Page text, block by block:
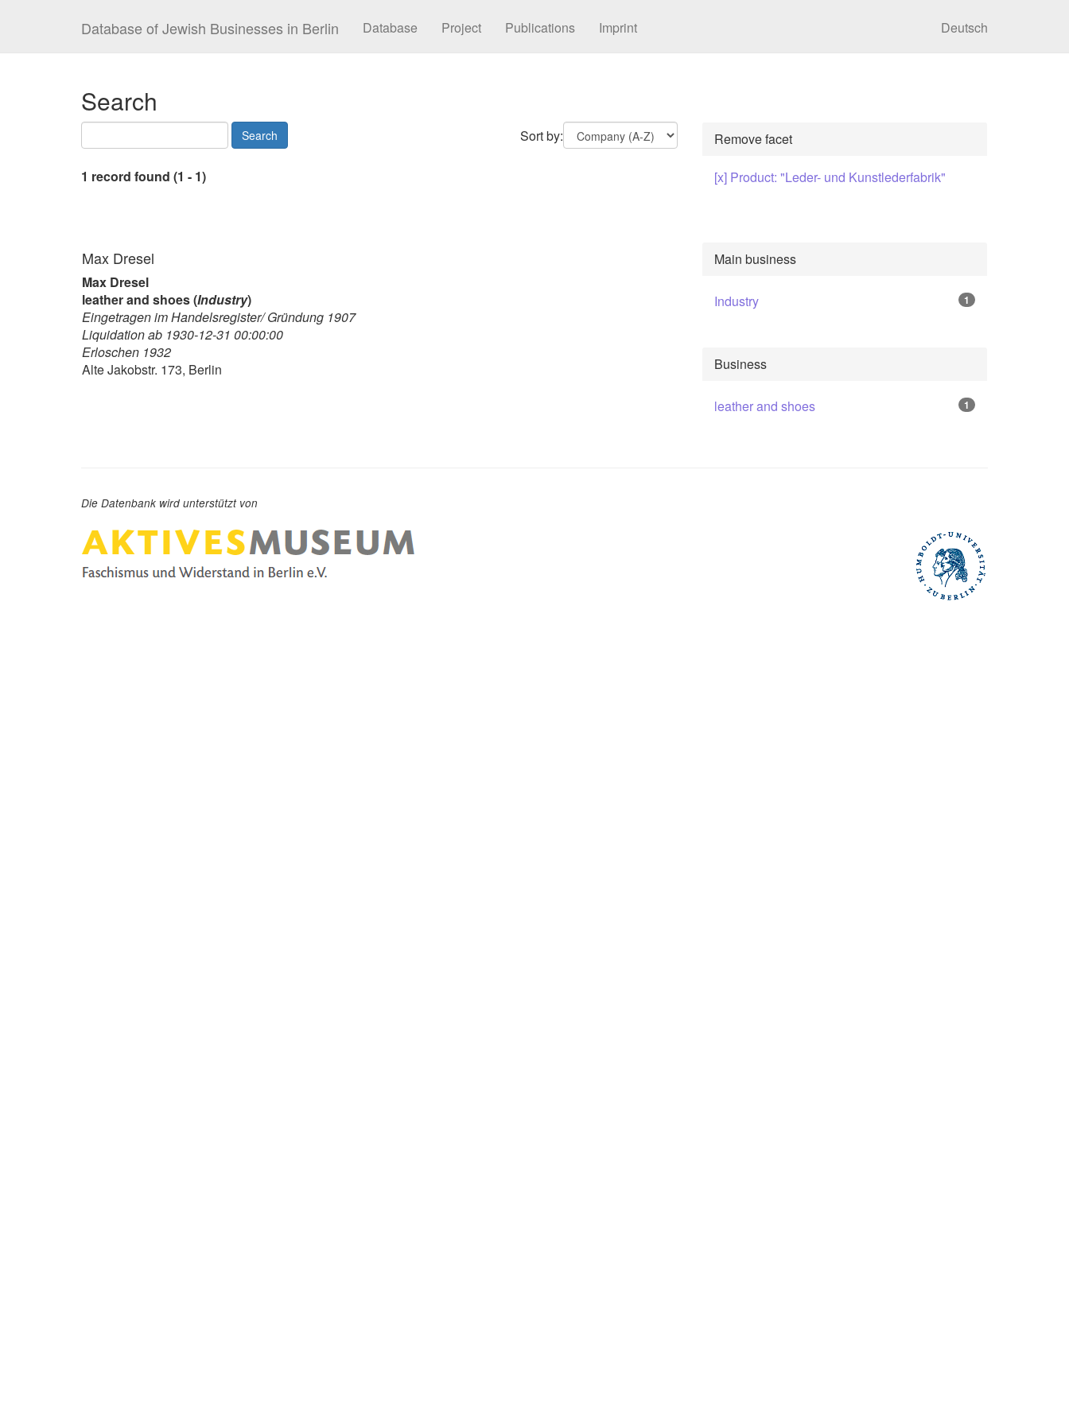
Database of Jewish Businesses in Berlin Database Project Publications Imprint Deutsch
Search
Sort by:
1 record found (1 - 1)
Remove facet
[x] Product: "Leder- und Kunstlederfabrik"
Max Dresel
Max Dresel
leather and shoes (Industry)
Eingetragen im Handelsregister/ Gründung 1907
Liquidation ab 1930-12-31 00:00:00
Erloschen 1932
Alte Jakobstr. 173, Berlin
Main business
Industry 1
Business
leather and shoes 1
Die Datenbank wird unterstützt von